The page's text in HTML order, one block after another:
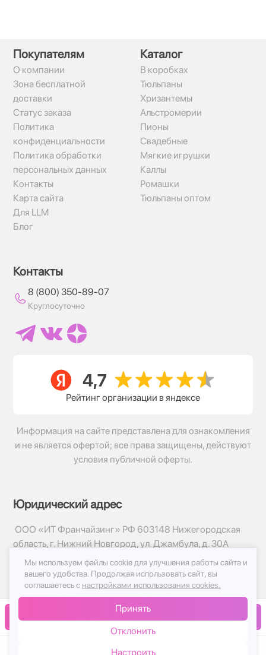
В корзину
Покупателям
О компании
Зона бесплатной
доставки
Статус заказа
Политика
конфиденциальности
Политика обработки
персональных данных
Контакты
Карта сайта
Для LLM
Блог
Каталог
В коробках
Тюльпаны
Хризантемы
Альстромерии
Пионы
Свадебные
Мягкие игрушки
Каллы
Ромашки
Тюльпаны оптом
Контакты
8 (800) 350-89-07
Круглосуточно
Рейтинг организации в яндексе
Информация на сайте представлена для ознакомления
и не является офертой; все права защищены, действуют
условия публичной оферты.
Юридический адрес
ООО «ИТ Франчайзинг» РФ 603148 Нижегородская
область, г. Нижний Новгород, ул. Джамбула, д. 30А
© 2017-2026г, База Цветов 24.ру
Политика конфиденциальности
Публичная оферта
Мы используем файлы cookie для улучшения работы сайта и
вашего удобства. Продолжая использовать сайт, вы
соглашаетесь с настройками использования cookies.
Принять
Отклонить
Настроить